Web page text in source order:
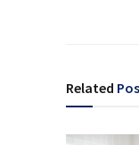
Related